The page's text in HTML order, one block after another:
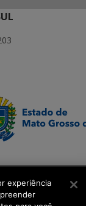
experiência